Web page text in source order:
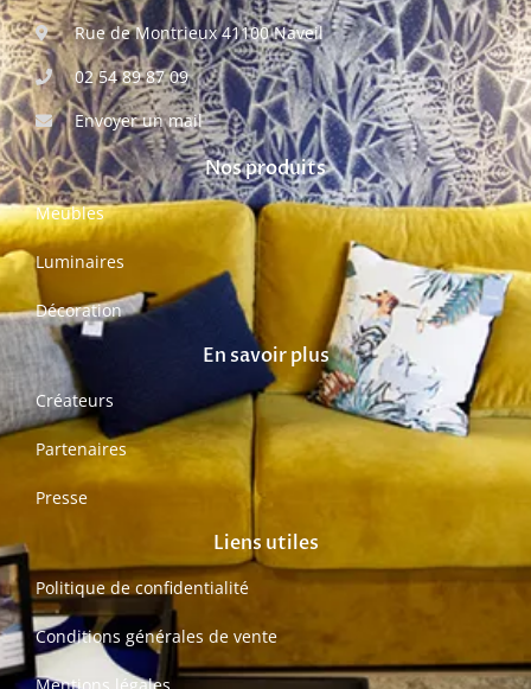
Rue de Montrieux 41100 Naveil
02 54 89 87 09
Envoyer un mail
Nos produits
Meubles
Luminaires
Décoration
En savoir plus
Créateurs
Partenaires
Presse
Liens utiles
Politique de confidentialité
Conditions générales de vente